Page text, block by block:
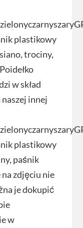
plastikowy
trociny,
w skład
innej
plastikowy
paśnik
zdjęciu nie
je dokupić
w